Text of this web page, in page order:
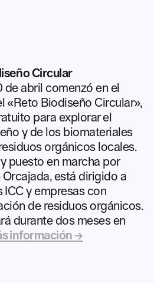
Circular
de abril comenzó en el
«Reto Biodiseño Circular»,
para explorar el
y de los biomateriales
orgánicos locales.
puesto en marcha por
está dirigido a
y empresas con
de residuos orgánicos.
durante dos meses en
información →